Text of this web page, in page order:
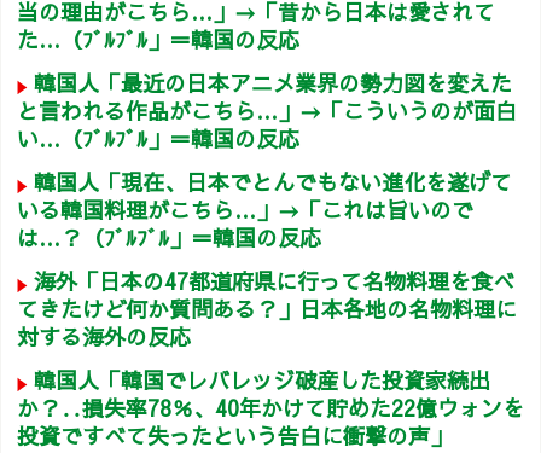
当の理由がこちら…」→「昔から日本は愛されて
た…（ﾌﾞﾙﾌﾞﾙ」＝韓国の反応
韓国人「最近の日本アニメ業界の勢力図を変えた
と言われる作品がこちら…」→「こういうのが面白
い…（ﾌﾞﾙﾌﾞﾙ」＝韓国の反応
韓国人「現在、日本でとんでもない進化を遂げて
いる韓国料理がこちら…」→「これは旨いので
は…？（ﾌﾞﾙﾌﾞﾙ」＝韓国の反応
海外「日本の47都道府県に行って名物料理を食べ
てきたけど何か質問ある？」日本各地の名物料理に
対する海外の反応
韓国人「韓国でレバレッジ破産した投資家続出
か？‥損失率78％、40年かけて貯めた22億ウォンを
投資ですべて失ったという告白に衝撃の声」